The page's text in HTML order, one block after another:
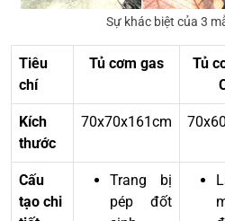
Sự khác biệt của 3
Tiêu
chí
Tủ cơm gas
Tủ
Kích
thước
70x70x161cm
Cấu
tạo chi
Trang bị
pép đốt